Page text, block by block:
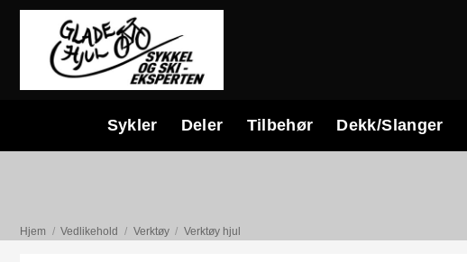
Skip
Sykler Deler Tilbehør Dekk/Slanger
Hjem / Vedlikehold / Verktøy / Verktøy hjul